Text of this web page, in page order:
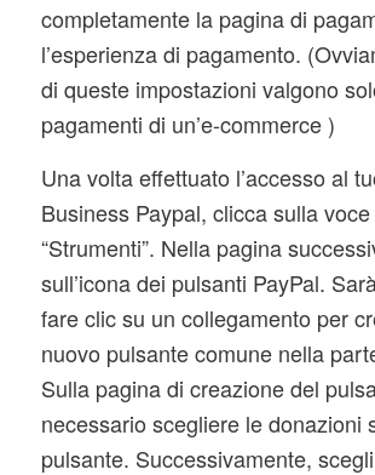
completamente la pagina di
l’esperienza di pagamento.
di queste impostazioni valgono
pagamenti di un’e-commerce )
Una volta effettuato l’accesso al
Business Paypal, clicca sulla
“Strumenti”. Nella pagina
sull’icona dei pulsanti PayPal.
fare clic su un collegamento per
nuovo pulsante comune nella
Sulla pagina di creazione del
necessario scegliere le donazioni
pulsante. Successivamente,